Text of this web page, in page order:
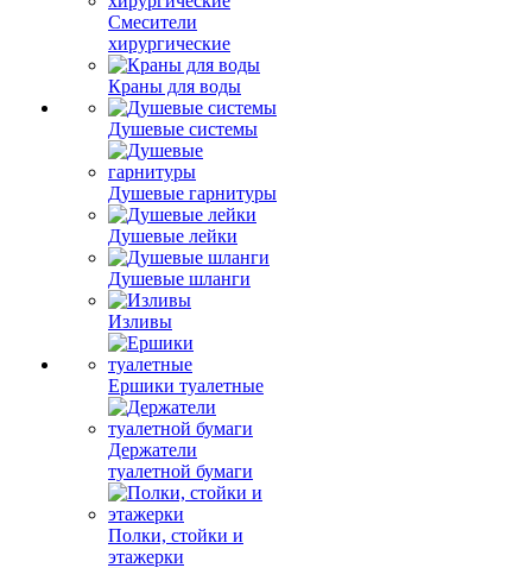
Смесители
хирургические
Краны для воды
Душевые системы
Душевые гарнитуры
Душевые лейки
Душевые шланги
Изливы
Ершики туалетные
Держатели
туалетной бумаги
Полки, стойки и
этажерки